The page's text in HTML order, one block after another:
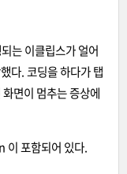
는 이클립스가 얼어
다. 코딩을 하다가 탭
면이 멈추는 증상에
이 포함되어 있다.